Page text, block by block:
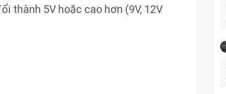
thành 5V hoặc cao hơn (9V, 12V